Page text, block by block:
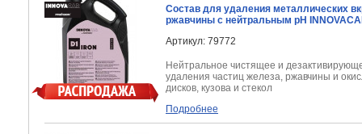
Состав для удаления металлических
ржавчины с нейтральным pH
Артикул: 79772
Нейтральное чистящее и
удаления частиц железа, ржавчины и
дисков, кузова и стекол
Подробнее